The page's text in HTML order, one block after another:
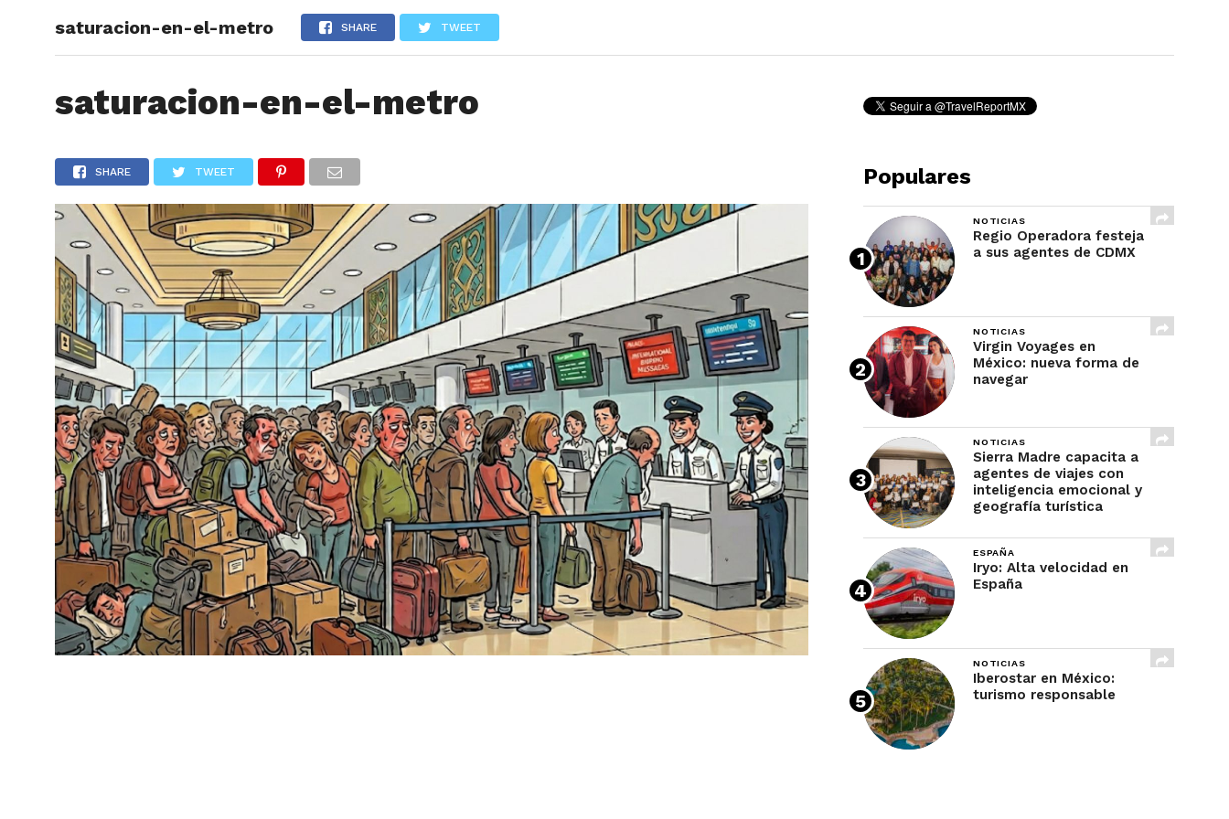
ARTÍCULOS REVIEWS
saturacion-en-el-metro SHARE TWEET
saturacion-en-el-metro
SHARE TWEET Populares
NOTICIAS
Regio Operadora festeja
a sus agentes de CDMX
NOTICIAS
Virgin Voyages en
México: nueva forma de
navegar
NOTICIAS
Sierra Madre capacita a
agentes de viajes con
inteligencia emocional y
geografía turística
ESPAÑA
Iryo: Alta velocidad en
España
NOTICIAS
Iberostar en México:
turismo responsable